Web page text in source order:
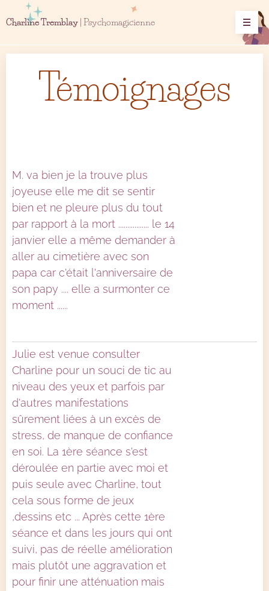
Charline Tremblay | Psychomagicienne
Témoignages
M. va bien je la trouve plus
joyeuse elle me dit se sentir
bien et ne pleure plus du tout
par rapport à la mort ................. le 14
janvier elle a même demander à
aller au cimetière avec son
papa car c'était l'anniversaire de
son papy .... elle a surmonter ce
moment ......
Julie est venue consulter
Charline pour un souci de tic au
niveau des yeux et parfois par
d'autres manifestations
sûrement liées à un excès de
stress, de manque de confiance
en soi. La 1ère séance s'est
déroulée en partie avec moi et
puis seule avec Charline, tout
cela sous forme de jeux
,dessins etc ... Après cette 1ère
séance et dans les jours qui ont
suivi, pas de réelle amélioration
mais plutôt une aggravation et
pour finir une atténuation mais